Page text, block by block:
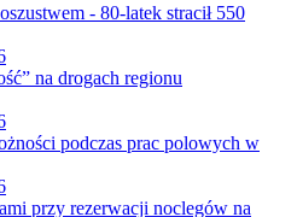
- 80-latek stracił 550
na drogach regionu
podczas prac polowych w
przy rezerwacji noclegów na